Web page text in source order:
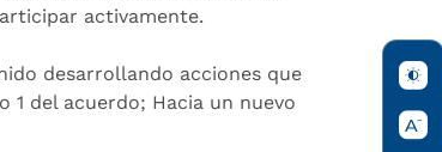
activamente.
desarrollando acciones que
del acuerdo; Hacia un nuevo